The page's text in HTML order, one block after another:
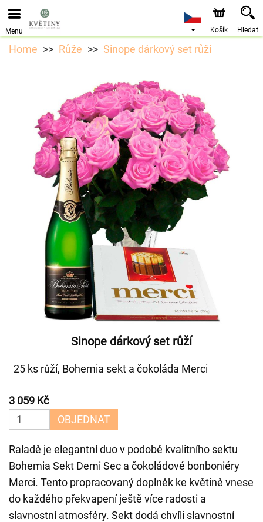
Objednávky přes e-shop přijímáme. Nejbližší možné
doručení je od 10.8.2026 z důvodu dovolené.
Menu Košík Hledat
Home Růže Sinope dárkový set růží
Sinope dárkový set růží
25 ks růží, Bohemia sekt a čokoláda Merci
3 059 Kč
OBJEDNAT
Raladě je elegantní duo v podobě kvalitního sektu
Bohemia Sekt Demi Sec a čokoládové bonboniéry
Merci. Tento propracovaný doplněk ke květině vnese
do každého překvapení ještě více radosti a
slavnostní atmosféry. Sekt dodá chvíli slavnostní